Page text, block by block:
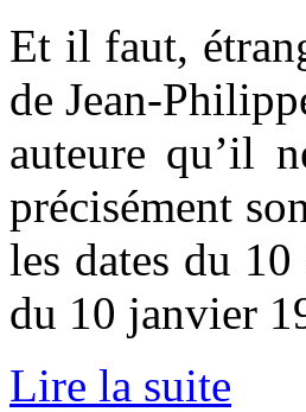
Et il faut,
de Jean-
auteure qu’il
précisément
les dates du
du 10 janvier
Lire la suite